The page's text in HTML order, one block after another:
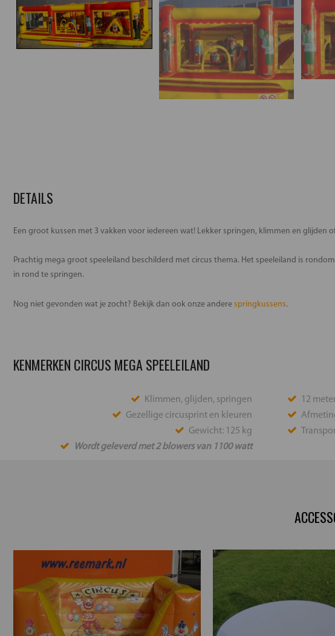
DETAILS
Een groot kussen met 3 vakken voor iedereen wat! Lekker springen, klimmen en glijden
Prachtig mega groot speeleiland beschilderd met circus thema. Het speeleiland is
in rond te springen.
Nog niet gevonden wat je zocht? Bekijk dan ook onze andere springkussens.
KENMERKEN CIRCUS MEGA SPEELEILAND
Klimmen, glijden, springen
12
Gezellige circusprint en kleuren
Gewicht: 125 kg
Wordt geleverd met 2 blowers van 1100 watt